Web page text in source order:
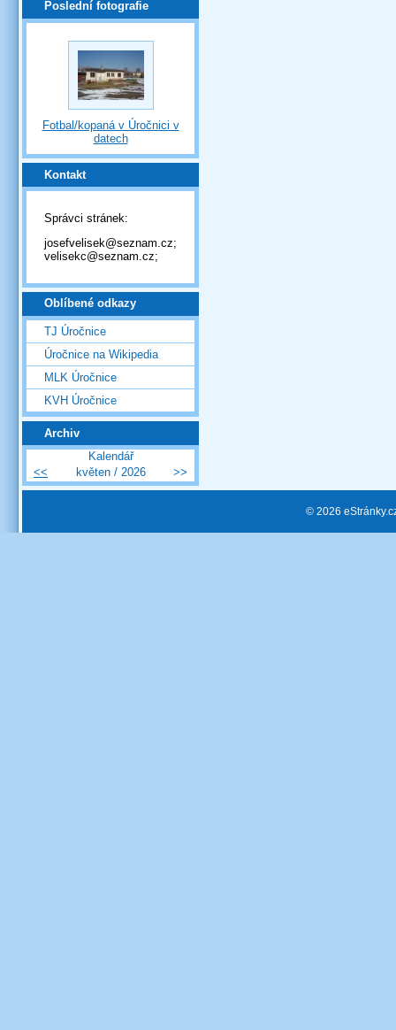
Poslední fotografie
Fotbal/kopaná v Úročnici v
datech
Kontakt
Správci stránek:
josefvelisek@seznam.cz;
velisekc@seznam.cz;
Oblíbené odkazy
TJ Úročnice
Úročnice na Wikipedia
MLK Úročnice
KVH Úročnice
Archiv
Kalendář
<<
květen / 2026 >>
© 2026